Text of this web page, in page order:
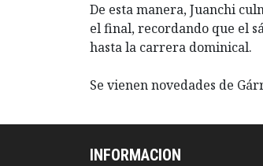
De esta manera, Juanchi
el final, recordando que el
hasta la carrera dominical.
Se vienen novedades de
INFORMACION